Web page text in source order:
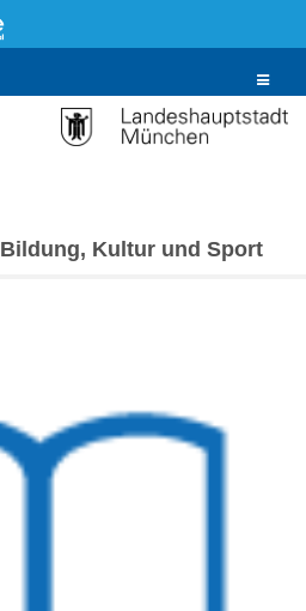
Toggle
Bildung, Kultur und Sport